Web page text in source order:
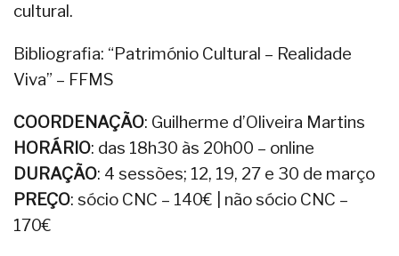
cultural.
Bibliografia: “Património Cultural – Realidade
Viva” – FFMS
COORDENAÇÃO: Guilherme d’Oliveira Martins
HORÁRIO: das 18h30 às 20h00 – online
DURAÇÃO: 4 sessões; 12, 19, 27 e 30 de março
PREÇO: sócio CNC – 140€ | não sócio CNC –
170€